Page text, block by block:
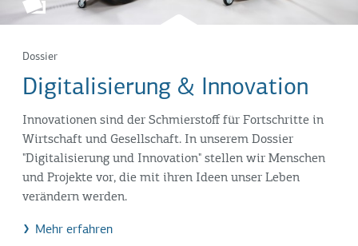
Dossier
Digitalisierung & Innovation
Innovationen sind der Schmierstoff für Fortschritte in
Wirtschaft und Gesellschaft. In unserem Dossier
"Digitalisierung und Innovation" stellen wir Menschen
und Projekte vor, die mit ihren Ideen unser Leben
verändern werden.
Mehr erfahren